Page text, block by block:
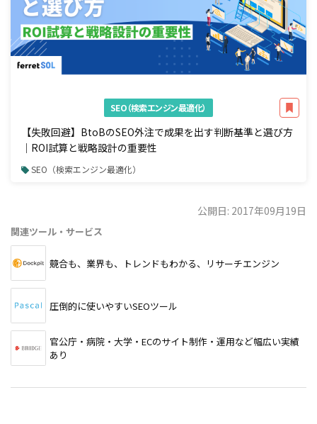
SEO（検索エンジン最適化）
【失敗回避】BtoBのSEO外注で成果を出す判断基準と選び方
｜ROI試算と戦略設計の重要性
SEO（検索エンジン最適化）
公開日: 2017年09月19日
関連ツール・サービス
競合も、業界も、トレンドもわかる、リサーチエンジン
圧倒的に使いやすいSEOツール
官公庁・病院・大学・ECのサイト制作・運用など幅広い実績
あり